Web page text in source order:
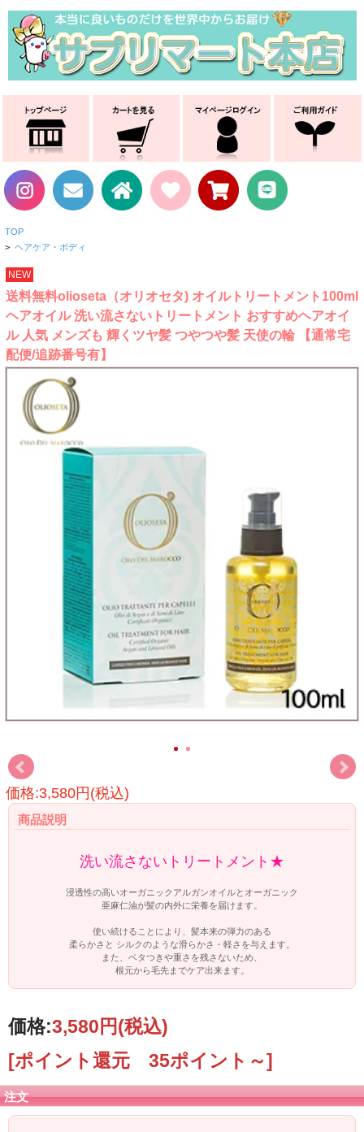
TOP
> ヘアケア・ボディ
NEW
送料無料olioseta（オリオセタ) オイルトリートメント100ml
ヘアオイル 洗い流さないトリートメント おすすめヘアオイ
ル 人気 メンズも 輝くツヤ髪 つやつや髪 天使の輪 【通常宅
配便/追跡番号有】
価格:3,580円(税込)
商品説明
洗い流さないトリートメント★
浸透性の高いオーガニックアルガンオイルとオーガニック
亜麻仁油が髪の内外に栄養を届けます。
使い続けることにより、髪本来の弾力のある
柔らかさと シルクのような滑らかさ・軽さを与えます。
また、ベタつきや重さを残さないため、
根元から毛先までケア出来ます。
価格:3,580円(税込)
[ポイント還元 35ポイント～]
注文